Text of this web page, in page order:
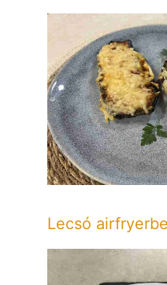
Lecsó